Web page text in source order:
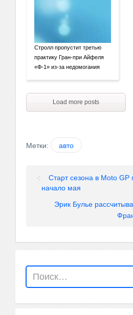
Стролл пропустит третью
практику Гран-при Айфеля
«Ф-1» из-за недомогания
Load more posts
Метки: авто
Старт сезона в Moto GP
начало мая
Эрик Булье